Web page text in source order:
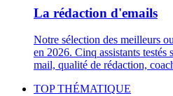
La rédaction d'emails
Notre sélection des meilleurs
en 2026. Cinq assistants
mail, qualité de rédaction,
TOP THÉMATIQUE